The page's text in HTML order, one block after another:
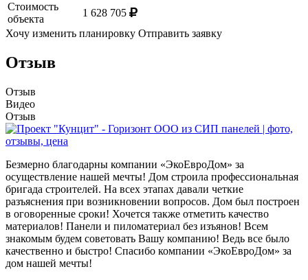
Стоимость
объекта
1 628 705
Хочу изменить планировку Отправить заявку
Отзыв
Отзыв
Видео
Отзыв
Безмерно благодарны компании «ЭкоЕвроДом» за
осуществление нашей мечты! Дом строила профессиональная
бригада строителей. На всех этапах давали четкие
разъяснения при возникновении вопросов. Дом был построен
в оговоренные сроки! Хочется также отметить качество
материалов! Панели и пиломатериал без изъянов! Всем
знакомым будем советовать Вашу компанию! Ведь все было
качественно и быстро! Спасибо компании «ЭкоЕвроДом» за
дом нашей мечты!